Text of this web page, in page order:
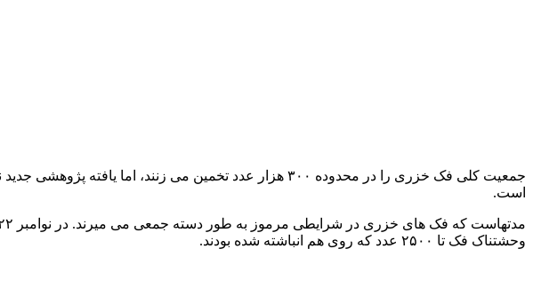
است.
وحشتناک فک تا ۲۵۰۰ عدد که روی هم انباشته شده بودند.